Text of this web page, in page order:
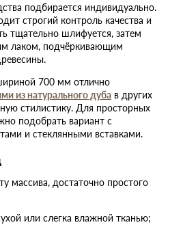
подбирается индивидуально.
строгий контроль качества и
тщательно шлифуется, затем
лаком, подчёркивающим
700 мм отлично
из натурального дуба в других
стилистику. Для просторных
подобрать вариант с
и стеклянными вставками.
массива, достаточно простого
или слегка влажной тканью;